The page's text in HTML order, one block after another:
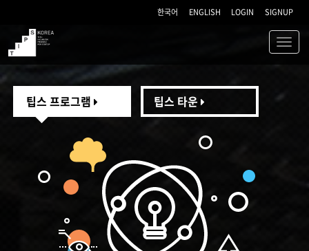
한국어 ENGLISH LOGIN SIGNUP
TIPS
팁스 프로그램 팁스 타운